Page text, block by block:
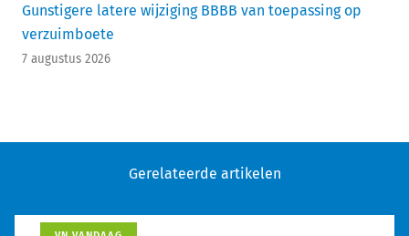
Gunstigere latere wijziging BBBB van toepassing op
verzuimboete
7 augustus 2026
Gerelateerde artikelen